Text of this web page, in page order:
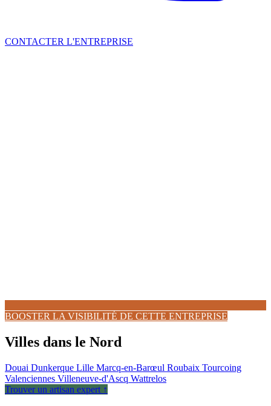
CONTACTER L'ENTREPRISE
BOOSTER LA VISIBILITÉ DE CETTE ENTREPRISE
Villes dans le Nord
Douai Dunkerque Lille Marcq-en-Barœul Roubaix Tourcoing
Valenciennes Villeneuve-d'Ascq Wattrelos
Trouver un artisan expert ↑